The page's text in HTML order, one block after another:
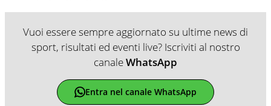
Vuoi essere sempre aggiornato su ultime news di
sport, risultati ed eventi live? Iscriviti al nostro
canaleWhatsApp
Entra nel canale WhatsApp